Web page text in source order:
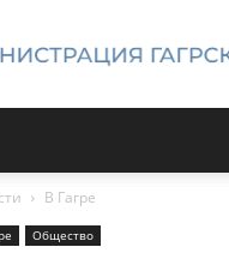
В Гагре
Общество